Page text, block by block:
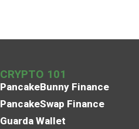
CRYPTO 101
PancakeBunny Finance
PancakeSwap Finance
Guarda Wallet